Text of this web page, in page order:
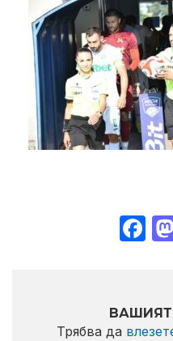
Трябва да